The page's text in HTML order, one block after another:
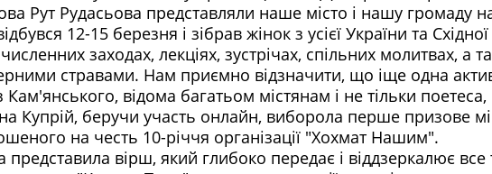
Рут Рудасьова представляли наше місто і нашу громаду
12-15 березня і зібрав жінок з усієї України та Східної
заходах, лекціях, зустрічах, спільних молитвах, а
стравами. Нам приємно відзначити, що іще одна
відома багатьом містянам і не тільки
Купрій, беручи участь онлайн, виборола перше призове
на честь 10-річчя організації "Хохмат Нашим".
представила вірш, який глибоко передає і віддзеркалює